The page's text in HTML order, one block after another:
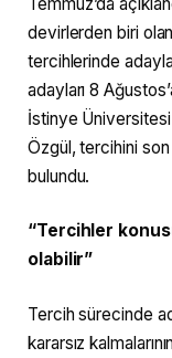
devirlerden biri
tercihlerinde
adayları 8
İstinye
Özgül, tercihini
bulundu.
“Tercihler
olabilir”
Tercih sürecinde
kararsız